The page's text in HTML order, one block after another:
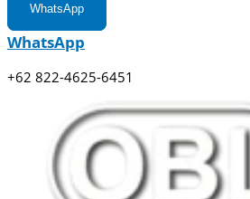
WhatsApp
WhatsApp
+62 822-4625-6451